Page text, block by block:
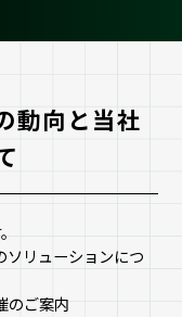
動向と当社
ソリューションにつ
のご案内